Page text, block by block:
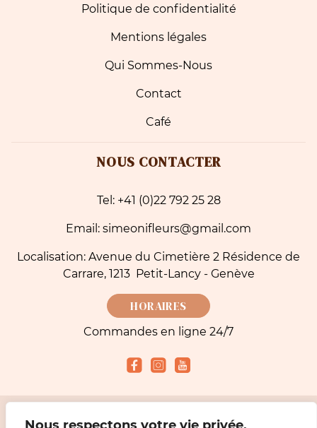
Politique de confidentialité
Mentions légales
Qui Sommes-Nous
Contact
Café
NOUS CONTACTER
Tel: +41 (0)22 792 25 28
Email: simeonifleurs@gmail.com
Localisation: Avenue du Cimetière 2 Résidence de
Carrare, 1213 Petit-Lancy - Genève
HORAIRES
Commandes en ligne 24/7
Modes de paiement acceptés